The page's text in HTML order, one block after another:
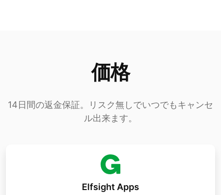
li>
更し、要素のレイアウトと色を切り替え
て、コーディングせずにコンテンツを追加
価格
14日間の返金保証。リスク無しでいつでもキャンセ
ル出来ます。
Elfsight Apps